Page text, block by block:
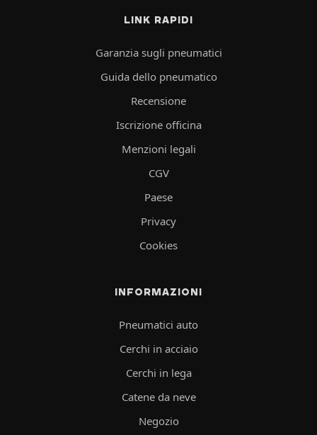
LINK RAPIDI
Garanzia sugli pneumatici
Guida dello pneumatico
Recensione
Iscrizione officina
Menzioni legali
CGV
Paese
Privacy
Cookies
INFORMAZIONI
Pneumatici auto
Cerchi in acciaio
Cerchi in lega
Catene da neve
Negozio